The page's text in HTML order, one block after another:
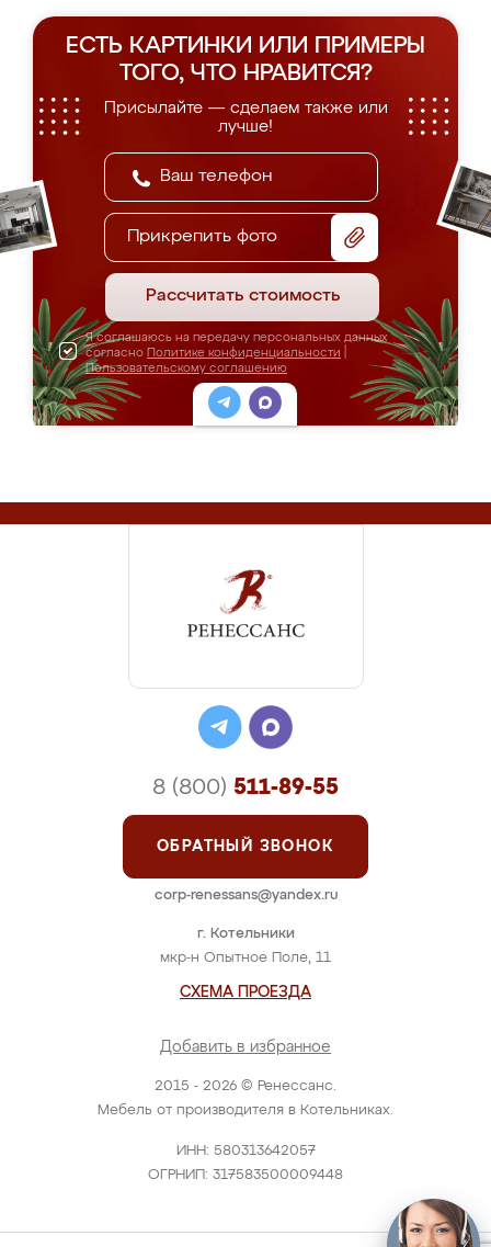
ЕСТЬ КАРТИНКИ ИЛИ ПРИМЕРЫ
ТОГО, ЧТО НРАВИТСЯ?
Присылайте — сделаем также или
лучше!
Прикрепить фото
Рассчитать стоимость
Я соглашаюсь на передачу персональных данных
согласно Политике конфиденциальности
Пользовательскому соглашению
2015 - 2026 © Ренессанс.
Мебель от производителя в Котельниках.
ИНН: 580313642057
ОГРНИП: 317583500009448
г. Котельники
мкр-н Опытное Поле, 11
СХЕМА ПРОЕЗДА
Добавить в избранное
8 (800) 511-89-55
ОБРАТНЫЙ ЗВОНОК
corp-renessans@yandex.ru